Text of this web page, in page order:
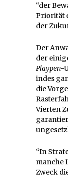
“der
Priorität
der
Der
der
Playpen-
indes
die
Vierten
“In
manche
Zweck